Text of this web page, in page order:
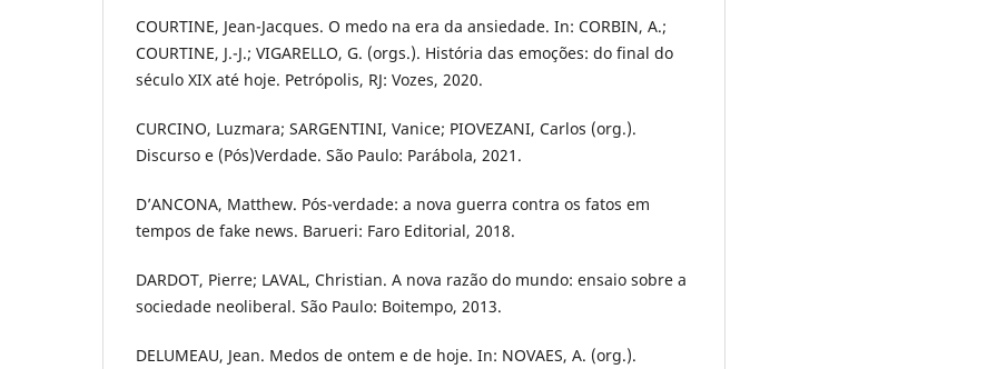
COURTINE, Jean-Jacques. O medo na era da ansiedade. In: CORBIN, A.;
COURTINE, J.-J.; VIGARELLO, G. (orgs.). História das emoções: do final do
século XIX até hoje. Petrópolis, RJ: Vozes, 2020.
CURCINO, Luzmara; SARGENTINI, Vanice; PIOVEZANI, Carlos (org.).
Discurso e (Pós)Verdade. São Paulo: Parábola, 2021.
D’ANCONA, Matthew. Pós-verdade: a nova guerra contra os fatos em
tempos de fake news. Barueri: Faro Editorial, 2018.
DARDOT, Pierre; LAVAL, Christian. A nova razão do mundo: ensaio sobre a
sociedade neoliberal. São Paulo: Boitempo, 2013.
DELUMEAU, Jean. Medos de ontem e de hoje. In: NOVAES, A. (org.).